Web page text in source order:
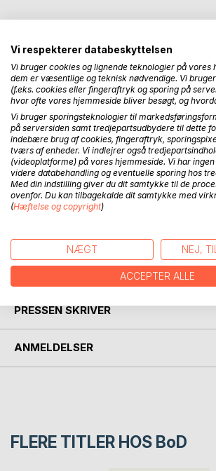
BESKRIVELSE
Alva glæder sig, for hun skal atter op til
Mon hendes nye, specielle ven stadig er
Hvordan var det lige, man blev på
Hvad med den farlige, brusende elv, den
forårsrengøring og bogen om Niels
Og hvordan bliver man ven med en ægte
Dette er den anden eventyrlige fortælling i
PRESSEN SKRIVER
ANMELDELSER
FLERE TITLER HOS BoD
Vi respekterer databeskyttelsen
Vi bruger cookies og lignende teknologier på vores
dem er væsentlige og teknisk nødvendige. Vi
(f.eks. cookies eller fingeraftryk og sporing på
hvor ofte vores hjemmeside bliver besøgt, og
Vi bruger sporingsteknologier til
på serversiden samt tredjepartsudbydere til dette
indebære brug af cookies, fingeraftryk,
tværs af enheder. Vi indlejrer også
(videoplatforme) på vores hjemmeside. Vi har
videre databehandling og eventuelle sporing hos
Med din indstilling giver du dit samtykke til de
ovenfor. Du kan tilbagekalde dit samtykke med
(Hæftelse og copyright)
NÆGT NEJ,
ACCEPTER ALLE